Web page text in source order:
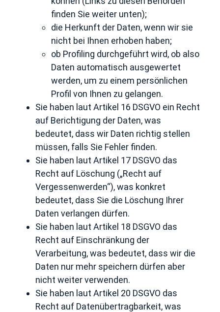
finden Sie weiter unten);
die Herkunft der Daten, wenn wir sie
nicht bei Ihnen erhoben haben;
ob Profiling durchgeführt wird, ob also
Daten automatisch ausgewertet
werden, um zu einem persönlichen
Profil von Ihnen zu gelangen.
Sie haben laut Artikel 16 DSGVO ein Recht
auf Berichtigung der Daten, was
bedeutet, dass wir Daten richtig stellen
müssen, falls Sie Fehler finden.
Sie haben laut Artikel 17 DSGVO das
Recht auf Löschung („Recht auf
Vergessenwerden“), was konkret
bedeutet, dass Sie die Löschung Ihrer
Daten verlangen dürfen.
Sie haben laut Artikel 18 DSGVO das
Recht auf Einschränkung der
Verarbeitung, was bedeutet, dass wir die
Daten nur mehr speichern dürfen aber
nicht weiter verwenden.
Sie haben laut Artikel 20 DSGVO das
Recht auf Datenübertragbarkeit, was